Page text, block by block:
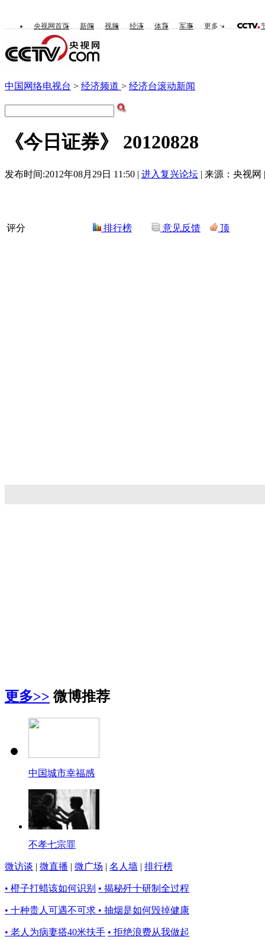
央视网首页 新闻 视频 经济 体育 军事 更多
中国网络电视台 > 经济频道 > 经济台滚动新闻
《今日证券》 20120828
发布时间:2012年08月29日 11:50 | 进入复兴论坛 | 来源：央视网
评分 排行榜 意见反馈 顶
更多>> 微博推荐
中国城市幸福感
不孝七宗罪
微访谈 | 微直播 | 微广场 | 名人墙 | 排行榜
• 橙子打蜡该如何识别 • 揭秘歼十研制全过程
• 十种贵人可遇不可求 • 抽烟是如何毁掉健康
• 老人为病妻搭40米扶手 • 拒绝浪费从我做起